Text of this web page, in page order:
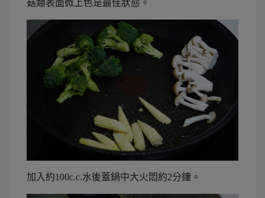
菇類表面微上色是最佳狀態。
加入約100c.c.水後蓋鍋中大火悶約2分鐘。